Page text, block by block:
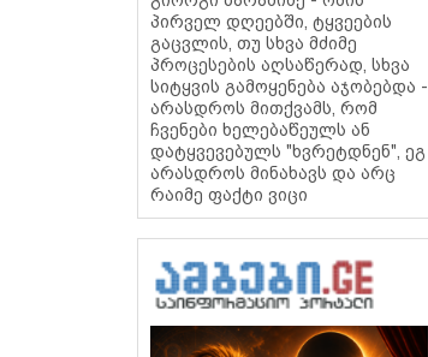
პირველ დღეებში, ტყვეების
გაცვლის, თუ სხვა მძიმე
პროცესების აღსაწერად, სხვა
სიტყვის გამოყენება აჯობებდა -
არასდროს მითქვამს, რომ
ჩვენები ხელებაწეულს ან
დატყვევებულს "ხვრეტდნენ", ეგ
არასდროს მინახავს და არც
რაიმე ფაქტი ვიცი